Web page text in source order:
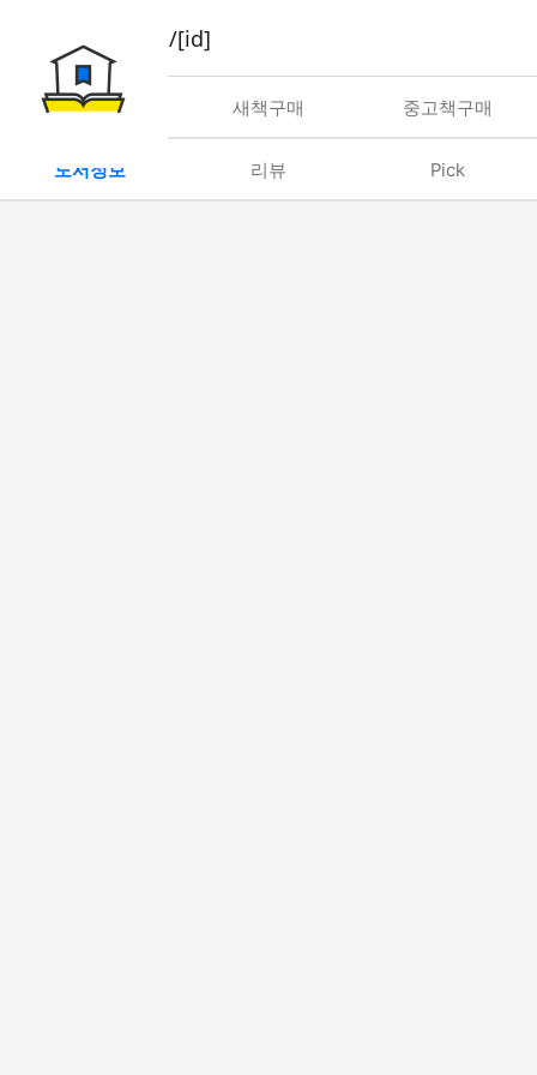
book/rent/[id]
대여 새책구매 중고책구매
도서정보 리뷰 Pick